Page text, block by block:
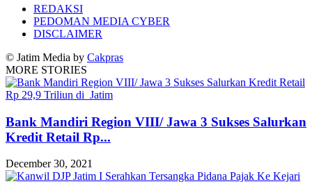
REDAKSI
PEDOMAN MEDIA CYBER
DISCLAIMER
© Jatim Media by Cakpras
MORE STORIES
Bank Mandiri Region VIII/ Jawa 3 Sukses Salurkan
Kredit Retail Rp...
December 30, 2021